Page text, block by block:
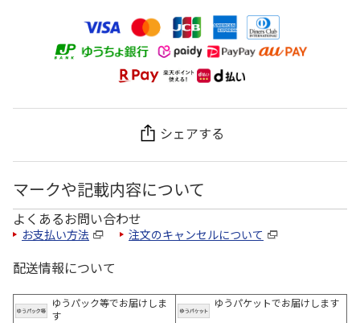
シェアする
マークや記載内容について
よくあるお問い合わせ
お支払い方法 注文のキャンセルについて
配送情報について
ゆうパック等でお届けしま
す
ゆうパケットでお届けします